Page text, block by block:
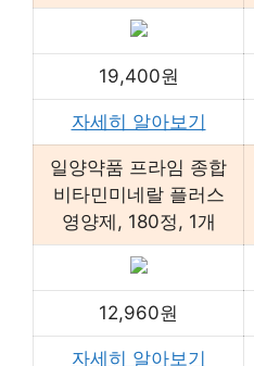
19,400원
자세히 알아보기
일양약품 프라임 종합
비타민미네랄 플러스
영양제, 180정, 1개
12,960원
자세히 알아보기